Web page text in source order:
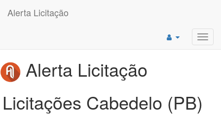
Alerta Licitação
Alerta Licitação
Licitações Cabedelo (PB)